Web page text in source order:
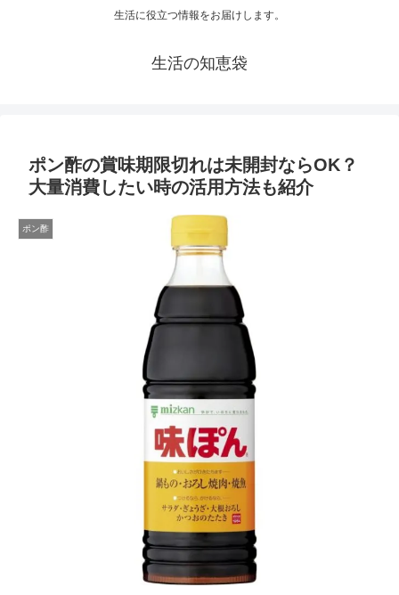
生活に役立つ情報をお届けします。
生活の知恵袋
ポン酢の賞味期限切れは未開封ならOK？
大量消費したい時の活用方法も紹介
ポン酢